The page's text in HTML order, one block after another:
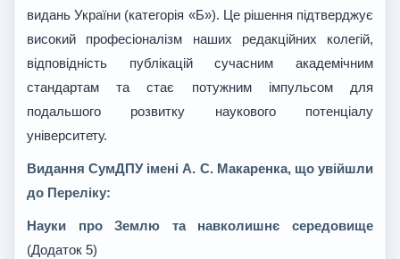
видань України (категорія «Б»). Це рішення підтверджує
високий професіоналізм наших редакційних колегій,
відповідність публікацій сучасним академічним
стандартам та стає потужним імпульсом для
подальшого розвитку наукового потенціалу
університету.
Видання СумДПУ імені А. С. Макаренка, що увійшли
до Переліку:
Науки про Землю та навколишнє середовище
(Додаток 5)